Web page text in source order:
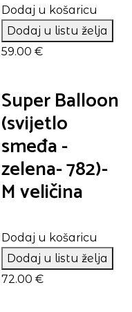
Dodaj u košaricu
Dodaj u listu želja
59.00 €
Super Balloon
(svijetlo
smeđa -
zelena- 782)-
M veličina
Dodaj u košaricu
Dodaj u listu želja
72.00 €